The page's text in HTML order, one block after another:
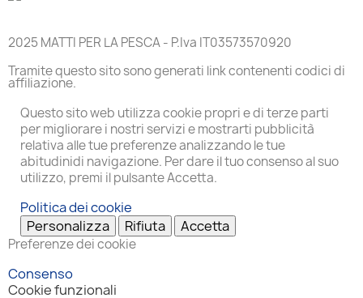
2025 MATTI PER LA PESCA - P.Iva IT03573570920
Tramite questo sito sono generati link contenenti codici di
affiliazione.
Questo sito web utilizza cookie propri e di terze parti
per migliorare i nostri servizi e mostrarti pubblicità
relativa alle tue preferenze analizzando le tue
abitudinidi navigazione. Per dare il tuo consenso al suo
utilizzo, premi il pulsante Accetta.
Politica dei cookie
Personalizza
Rifiuta Accetta
Preferenze dei cookie
Consenso
Cookie funzionali